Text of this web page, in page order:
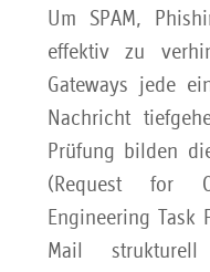
Um SPAM,
effektiv zu
Gateways jede
Nachricht
Prüfung bilden
(Request for
Engineering Task
Mail